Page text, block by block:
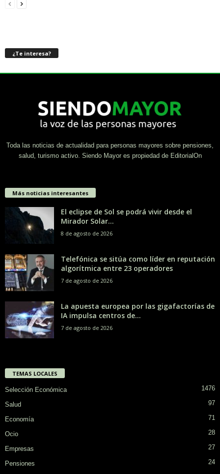
¿Te interesa?
Toda las noticias de actualidad para personas mayores sobre pensiones,
salud, turismo activo. Siendo Mayor es propiedad de EditorialOn
Más noticias interesantes
El eclipse de Sol se podrá vivir desde el
Mirador Solar...
8 de agosto de 2026
Telefónica se sitúa como líder en reputación
algorítmica entre 23 operadores
7 de agosto de 2026
La apuesta europea por las gigafactorías de
IA impulsa centros de...
7 de agosto de 2026
TEMAS LOCALES
Selección Económica 1476
Salud 97
Economía 71
Ocio 28
Empresas 27
Pensiones
24